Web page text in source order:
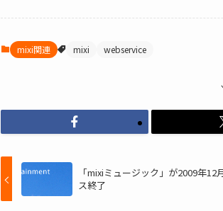
mixi関連 mixi webservice
「mixiミュージック」が2009年12
ス終了